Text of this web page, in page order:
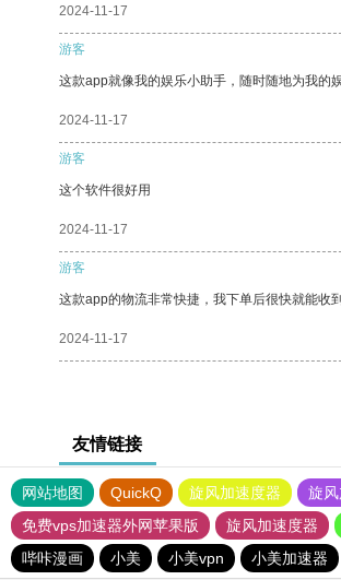
2024-11-17
游客
这款app就像我的娱乐小助手，随时随地为我的
2024-11-17
游客
这个软件很好用
2024-11-17
游客
这款app的物流非常快捷，我下单后很快就能收到
2024-11-17
友情链接
网站地图 QuickQ 旋风加速度器 旋
免费vps加速器外网苹果版
旋风加速度器
哔咔漫画
小美 小美vpn 小美加速器